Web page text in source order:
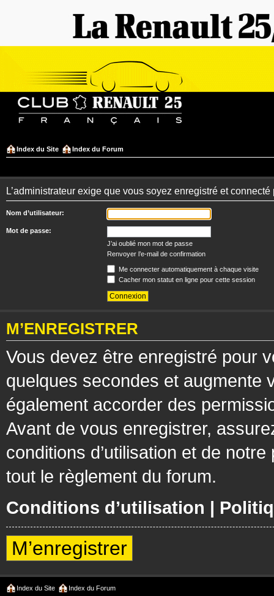
Index du Site Index du Forum
L’administrateur exige que vous soyez enregistré et
Nom d’utilisateur:
Mot de passe:
J’ai oublié mon mot de passe
Renvoyer l’e-mail de confirmation
Me connecter automatiquement à chaque visite
Cacher mon statut en ligne pour cette session
M’ENREGISTRER
Vous devez être enregistré pour
quelques secondes et augmente
également accorder des
Avant de vous enregistrer,
conditions d’utilisation et de
tout le règlement du forum.
Conditions d’utilisation |
M’enregistrer
Index du Site Index du Forum